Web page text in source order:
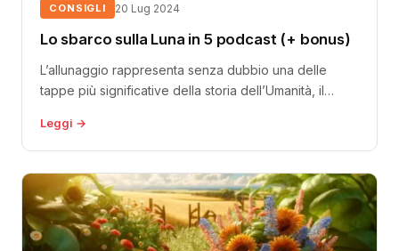
CONSIGLI 20 Lug 2024
Lo sbarco sulla Luna in 5 podcast (+ bonus)
L’allunaggio rappresenta senza dubbio una delle
tappe più significative della storia dell’Umanità, il
Leggi →